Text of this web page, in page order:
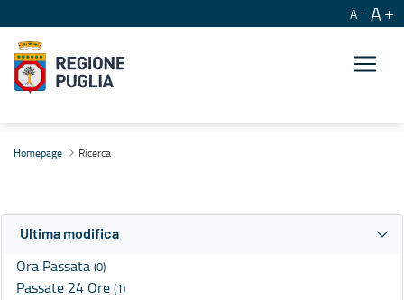
A A
Homepage Ricerca
Ultima modifica
Ora Passata (0)
Passate 24 Ore (1)